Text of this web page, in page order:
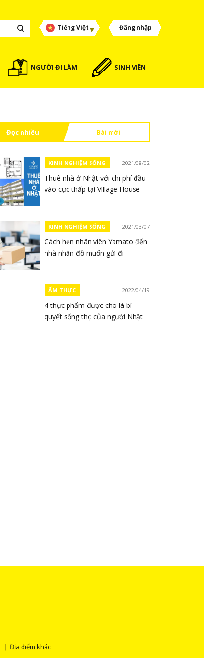
Tiếng Việt Đăng nhập
NGƯỜI ĐI LÀM SINH VIÊN
Đọc nhiều Bài mới
KINH NGHIỆM SỐNG 2021/08/02
Thuê nhà ở Nhật với chi phí đầu
vào cực thấp tại Village House
KINH NGHIỆM SỐNG 2021/03/07
Cách hẹn nhân viên Yamato đến
nhà nhận đồ muốn gửi đi
ẨM THỰC 2022/04/19
4 thực phẩm được cho là bí
quyết sống thọ của người Nhật
Địa điểm khác